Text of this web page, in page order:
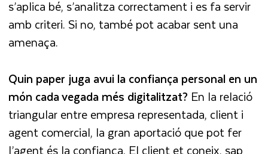
s’aplica bé, s’analitza correctament i es fa servir
amb criteri. Si no, també pot acabar sent una
amenaça.
Quin paper juga avui la confiança personal en un
món cada vegada més digitalitzat? En la relació
triangular entre empresa representada, client i
agent comercial, la gran aportació que pot fer
l’agent és la confiança. El client et coneix, sap